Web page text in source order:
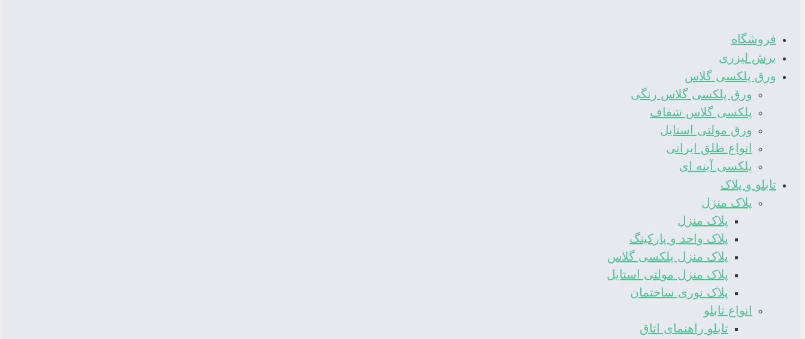
فروشگاه
برش لیزری
ورق پلکسی گلاس
ورق پلکسی گلاس رنگی
پلکسی گلاس شفاف
ورق مولتی استایل
انواع طلق ایرانی
پلکسی آینه ای
تابلو و پلاک
پلاک منزل
پلاک منزل
پلاک واحد و پارکینگ
پلاک منزل پلکسی گلاس
پلاک منزل مولتی استایل
پلاک نوری ساختمان
انواع تابلو
تابلو راهنمای اتاق